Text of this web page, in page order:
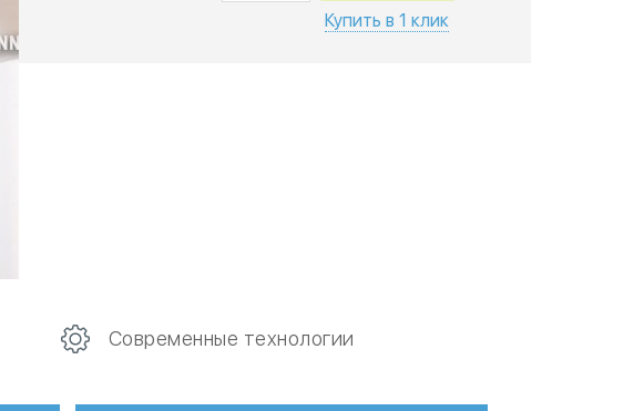
Купить в 1 клик
Современные технологии